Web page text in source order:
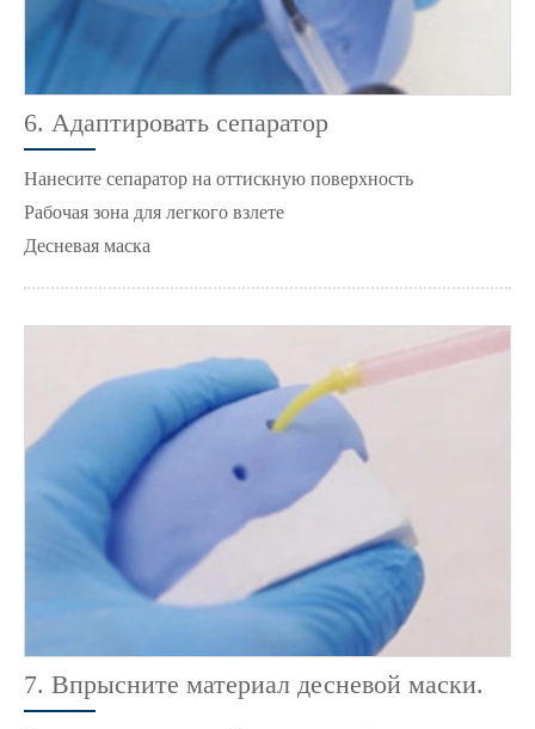
6. Адаптировать сепаратор
Нанесите сепаратор на оттискную поверхность
Рабочая зона для легкого взлете
Десневая маска
7. Впрысните материал десневой маски.